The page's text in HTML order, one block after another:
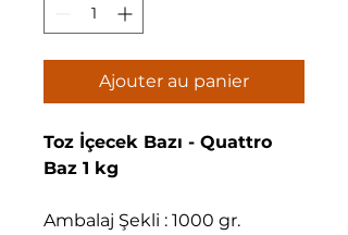
Ajouter au panier
Toz İçecek Bazı - Quattro
Baz 1 kg
Ambalaj Şekli : 1000 gr.